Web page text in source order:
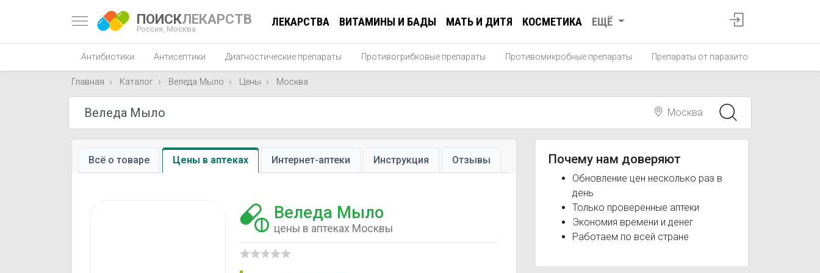
ПОИСКЛЕКАРСТВ
Россия, Москва
ЛЕКАРСТВА ВИТАМИНЫ И БАДЫ МАТЬ И ДИТЯ КОСМЕТИКА ЕЩЁ
Антибиотики Антисептики Диагностические препараты Противогрибковые препараты Противомикробные препараты Препараты от паразитов
Главная Каталог Веледа Мыло Цены Москва
Москва
Всё о товаре Цены в аптеках Интернет-аптеки Инструкция Отзывы
Веледа Мыло
цены в аптеках Москвы
Почему нам доверяют
Обновление цен несколько раз в
день
Только проверенные аптеки
Экономия времени и денег
Работаем по всей стране